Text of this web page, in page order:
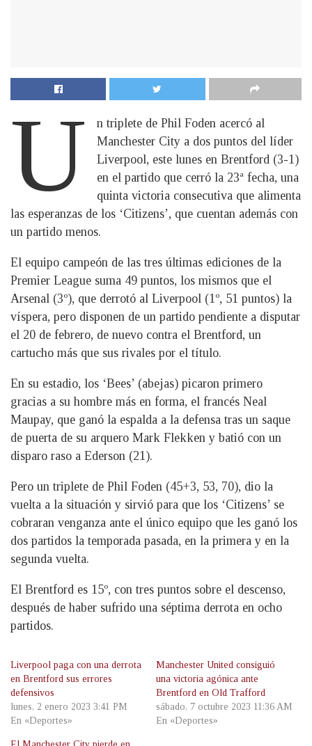
U
n triplete de Phil Foden acercó al
Manchester City a dos puntos del líder
Liverpool, este lunes en Brentford (3-1)
en el partido que cerró la 23ª fecha, una
quinta victoria consecutiva que alimenta
las esperanzas de los ‘Citizens’, que cuentan además con
un partido menos.
El equipo campeón de las tres últimas ediciones de la
Premier League suma 49 puntos, los mismos que el
Arsenal (3º), que derrotó al Liverpool (1º, 51 puntos) la
víspera, pero disponen de un partido pendiente a disputar
el 20 de febrero, de nuevo contra el Brentford, un
cartucho más que sus rivales por el título.
En su estadio, los ‘Bees’ (abejas) picaron primero
gracias a su hombre más en forma, el francés Neal
Maupay, que ganó la espalda a la defensa tras un saque
de puerta de su arquero Mark Flekken y batió con un
disparo raso a Ederson (21).
Pero un triplete de Phil Foden (45+3, 53, 70), dio la
vuelta a la situación y sirvió para que los ‘Citizens’ se
cobraran venganza ante el único equipo que les ganó los
dos partidos la temporada pasada, en la primera y en la
segunda vuelta.
El Brentford es 15º, con tres puntos sobre el descenso,
después de haber sufrido una séptima derrota en ocho
partidos.
Liverpool paga con una derrota
en Brentford sus errores
defensivos
lunes, 2 enero 2023 3:41 PM
En «Deportes»
Manchester United consiguió
una victoria agónica ante
Brentford en Old Trafford
sábado, 7 octubre 2023 11:36 AM
En «Deportes»